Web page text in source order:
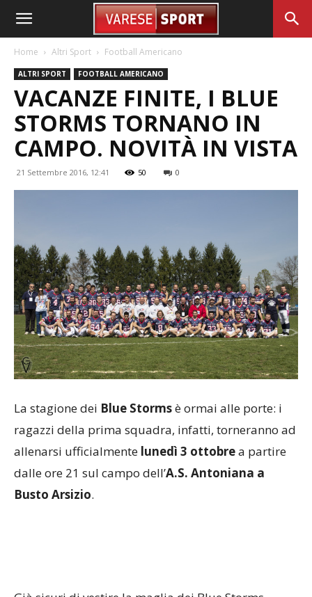
Home Altri Sport Football Americano
ALTRI SPORT FOOTBALL AMERICANO
VACANZE FINITE, I BLUE
STORMS TORNANO IN
CAMPO. NOVITÀ IN VISTA
21 Settembre 2016, 12:41 50 0
La stagione dei Blue Stormsè ormai alle porte: i
ragazzi della prima squadra, infatti, torneranno ad
allenarsi ufficialmente lunedì 3 ottobrea partire
dalle ore 21 sul campo dell’A.S. Antoniana a
Busto Arsizio.